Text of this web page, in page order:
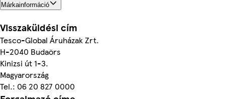
Márkainformáció
Visszaküldési cím
Tesco-Global Áruházak Zrt.
H-2040 Budaörs
Kinizsi út 1-3.
Magyarország
Tel.: 06 20 827 0000